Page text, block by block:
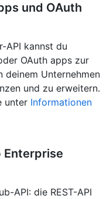
und OAuth
API kannst du
OAuth apps zur
deinem Unternehmen
und zu erweitern.
unter Informationen
Enterprise
API: die REST-API